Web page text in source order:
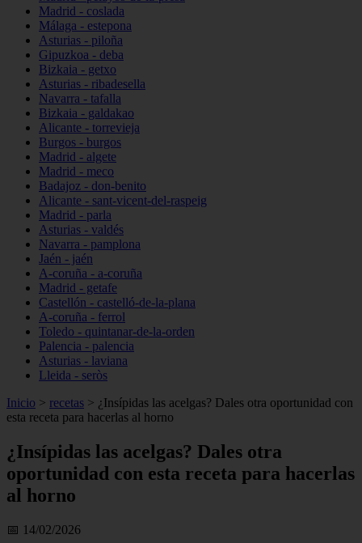
Madrid - coslada
Málaga - estepona
Asturias - piloña
Gipuzkoa - deba
Bizkaia - getxo
Asturias - ribadesella
Navarra - tafalla
Bizkaia - galdakao
Alicante - torrevieja
Burgos - burgos
Madrid - algete
Madrid - meco
Badajoz - don-benito
Alicante - sant-vicent-del-raspeig
Madrid - parla
Asturias - valdés
Navarra - pamplona
Jaén - jaén
A-coruña - a-coruña
Madrid - getafe
Castellón - castelló-de-la-plana
A-coruña - ferrol
Toledo - quintanar-de-la-orden
Palencia - palencia
Asturias - laviana
Lleida - seròs
Inicio > recetas > ¿Insípidas las acelgas? Dales otra oportunidad con
esta receta para hacerlas al horno
¿Insípidas las acelgas? Dales otra
oportunidad con esta receta para hacerlas
al horno
📅 14/02/2026